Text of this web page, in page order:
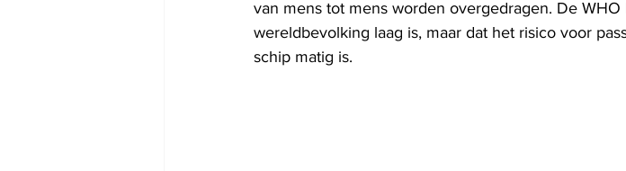
van mens tot mens worden overgedragen. De
wereldbevolking laag is, maar dat het risico voor
schip matig is.